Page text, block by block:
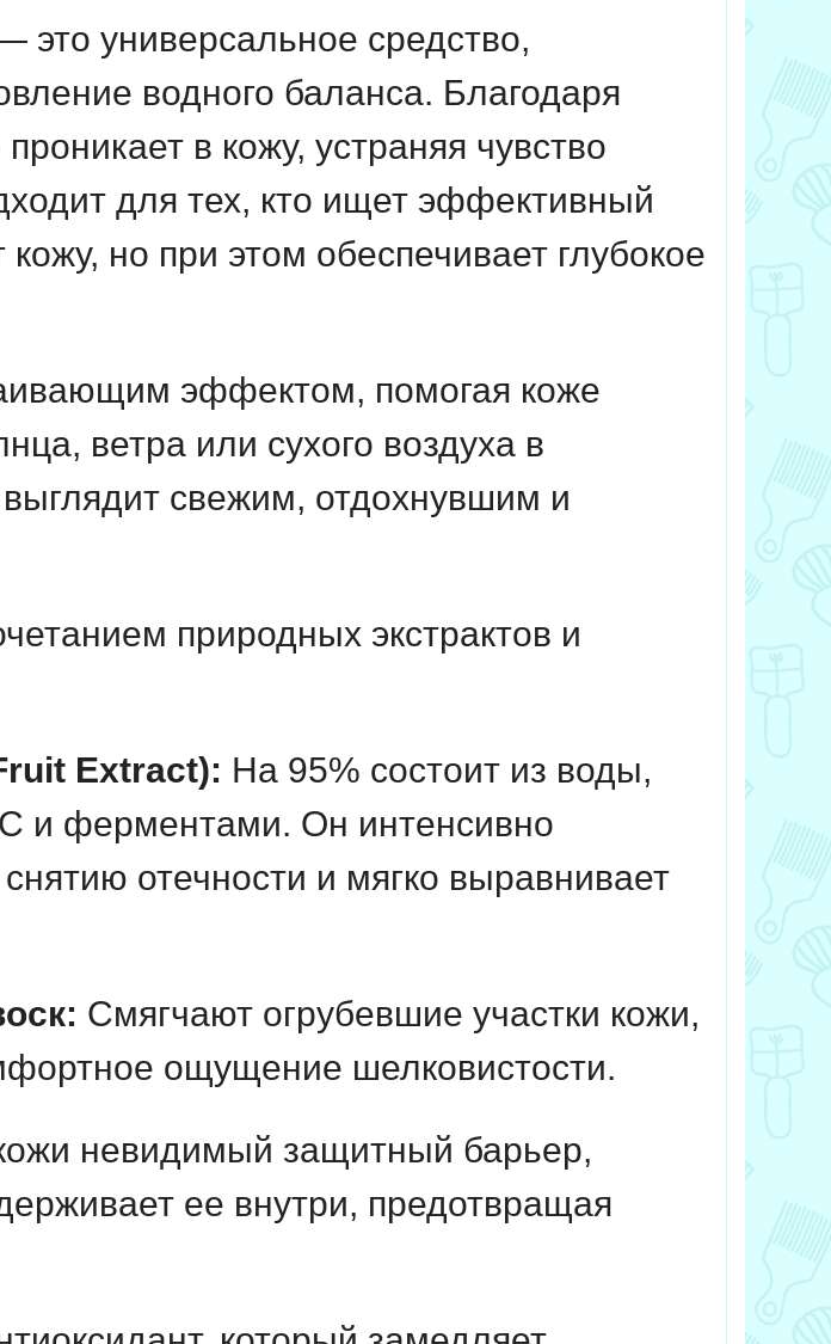
это универсальное средство,
водного баланса. Благодаря
в кожу, устраняя чувство
для тех, кто ищет эффективный
но при этом обеспечивает глубокое
эффектом, помогая коже
ветра или сухого воздуха в
свежим, отдохнувшим и
природных экстрактов и
Extract): На 95% состоит из воды,
и ферментами. Он интенсивно
отечности и мягко выравнивает
Смягчают огрубевшие участки кожи,
ощущение шелковистости.
невидимый защитный барьер,
ее внутри, предотвращая